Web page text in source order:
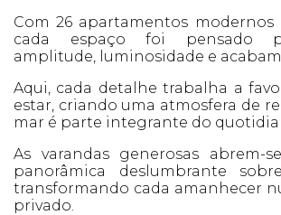
Com 26 apartamentos modernos
cada espaço foi pensado
amplitude, luminosidade e
Aqui, cada detalhe trabalha a
estar, criando uma atmosfera de
mar é parte integrante do
As varandas generosas abrem-
panorâmica deslumbrante
transformando cada amanhecer
privado.